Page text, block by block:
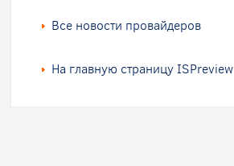
Все новости провайдеров
На главную страницу ISPreview